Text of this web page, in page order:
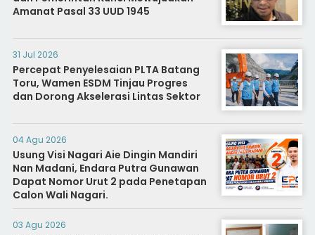
Amanat Pasal 33 UUD 1945
31 Jul 2026
Percepat Penyelesaian PLTA Batang
Toru, Wamen ESDM Tinjau Progres
dan Dorong Akselerasi Lintas Sektor
04 Agu 2026
Usung Visi Nagari Aie Dingin Mandiri
Nan Madani, Endara Putra Gunawan
Dapat Nomor Urut 2 pada Penetapan
Calon Wali Nagari.
03 Agu 2026